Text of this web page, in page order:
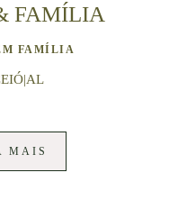
FAMÍLIA
FAMÍLIA
MAIS